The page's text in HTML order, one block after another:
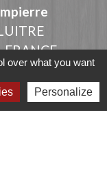
over what you want
Personalize